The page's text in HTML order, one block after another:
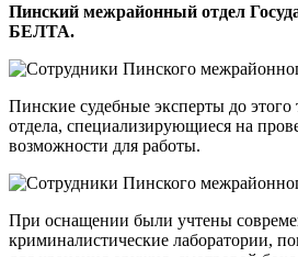
Пинский межрайонный отдел
БЕЛТА.
Пинские судебные эксперты до
отдела, специализирующиеся на
возможности для работы.
При оснащении были учтены
криминалистические лаборатории,